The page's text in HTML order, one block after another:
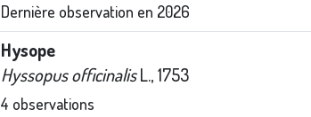
Dernière observation en 2026
Hysope
Hyssopus officinalisL., 1753
4 observations